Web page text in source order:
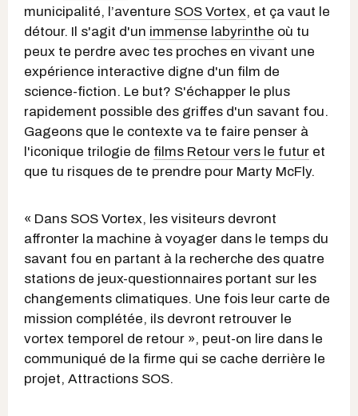
municipalité, l’aventure SOS Vortex, et ça vaut le
détour. Il s'agit d'un immense labyrinthe où tu
peux te perdre avec tes proches en vivant une
expérience interactive digne d'un film de
science-fiction. Le but? S'échapper le plus
rapidement possible des griffes d'un savant fou.
Gageons que le contexte va te faire penser à
l'iconique trilogie de films Retour vers le futur et
que tu risques de te prendre pour Marty McFly.
« Dans SOS Vortex, les visiteurs devront
affronter la machine à voyager dans le temps du
savant fou en partant à la recherche des quatre
stations de jeux-questionnaires portant sur les
changements climatiques. Une fois leur carte de
mission complétée, ils devront retrouver le
vortex temporel de retour », peut-on lire dans le
communiqué de la firme qui se cache derrière le
projet, Attractions SOS.